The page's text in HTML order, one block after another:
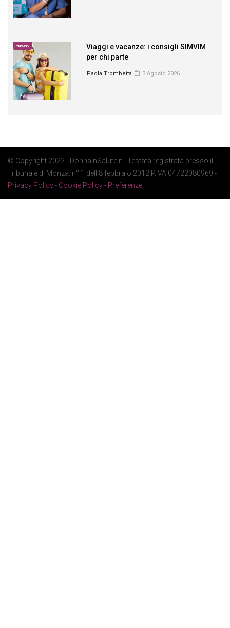
MEDICINA
Viaggi e vacanze: i consigli SIMVIM
per chi parte
Paola Trombetta 3 Agosto 2026
© Copyright 2022 - DonnaInSalute.it - Testata registrata presso il
Tribunale di Monza: n° 1 dell'8 febbraio 2012 P.IVA 04722080969 -
Privacy Policy- Cookie Policy- Preferenze